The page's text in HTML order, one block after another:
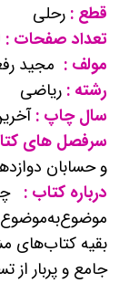
قطع : رحلی
تعداد صفحات :
مولف : مجید
رشته : ریاضی
سال چاپ :
سرفصل های
و حسابان
درباره کتاب :
موضوع‌به‌موضوع
بقیه کتاب‌های
جامع و پربار